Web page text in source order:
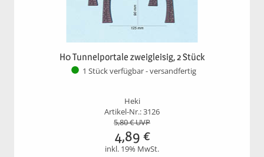
H0 Tunnelportale zweigleisig, 2 Stück
1 Stück verfügbar - versandfertig
Heki
Artikel-Nr.: 3126
5,80€ UVP
4,89 €
inkl. 19% MwSt.